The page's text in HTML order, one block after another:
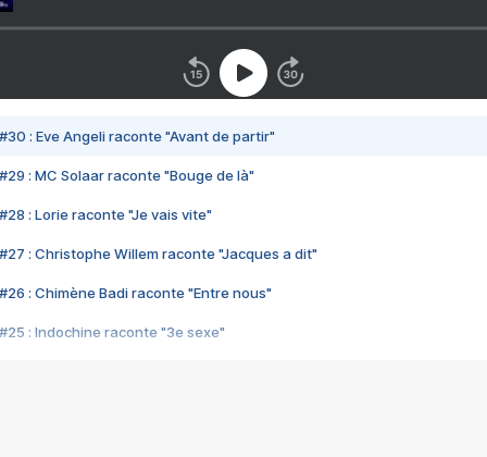
#30 : Eve Angeli raconte "Avant de partir"
#29 : MC Solaar raconte "Bouge de là"
#28 : Lorie raconte "Je vais vite"
#27 : Christophe Willem raconte "Jacques a dit"
#26 : Chimène Badi raconte "Entre nous"
#25 : Indochine raconte "3e sexe"